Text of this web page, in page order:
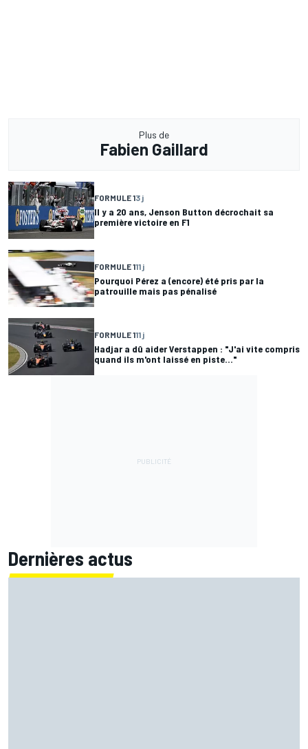
Plus de
Fabien Gaillard
FORMULE 13 j
Il y a 20 ans, Jenson Button décrochait sa
première victoire en F1
FORMULE 111 j
Pourquoi Pérez a (encore) été pris par la
patrouille mais pas pénalisé
FORMULE 111 j
Hadjar a dû aider Verstappen : "J'ai vite compris
quand ils m'ont laissé en piste..."
Dernières actus